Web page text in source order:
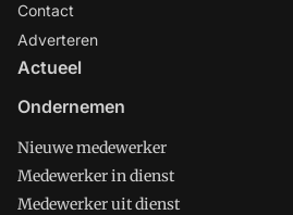
Contact
Adverteren
Actueel
Ondernemen
Nieuwe medewerker
Medewerker in dienst
Medewerker uit dienst